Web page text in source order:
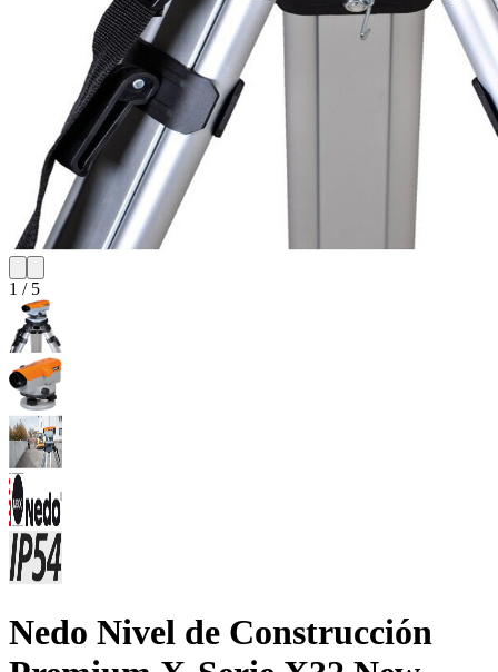
1 / 5
Nedo Nivel de Construcción